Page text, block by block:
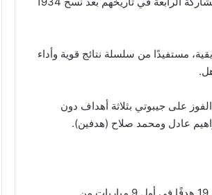
مستفيدًا من سلسلة نتائج قوية وأداء
على جيبوتي بثلاثة أهداف دون
عادل ومحمد صلاح (هدفين).